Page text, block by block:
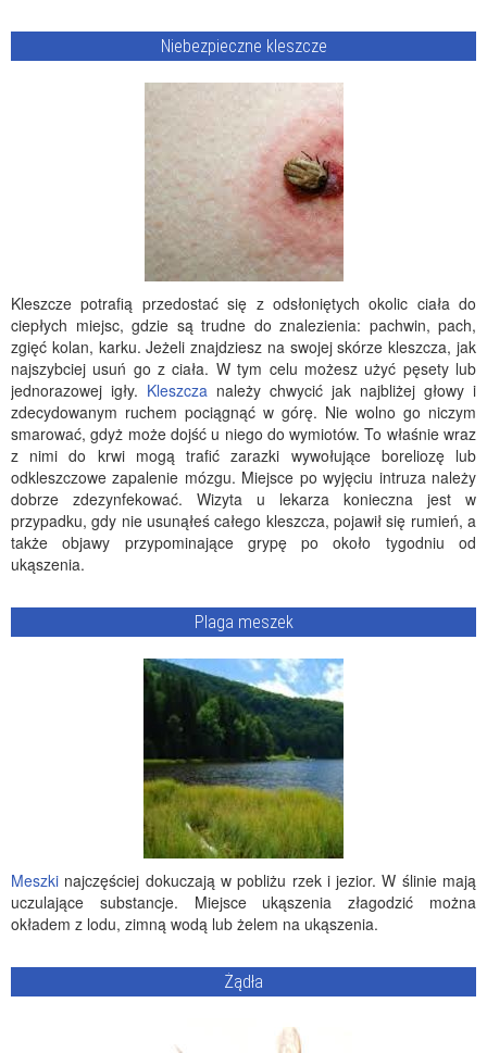
Niebezpieczne kleszcze
Kleszcze potrafią przedostać się z odsłoniętych okolic ciała do
ciepłych miejsc, gdzie są trudne do znalezienia: pachwin, pach,
zgięć kolan, karku. Jeżeli znajdziesz na swojej skórze kleszcza, jak
najszybciej usuń go z ciała. W tym celu możesz użyć pęsety lub
jednorazowej igły. Kleszcza należy chwycić jak najbliżej głowy i
zdecydowanym ruchem pociągnąć w górę. Nie wolno go niczym
smarować, gdyż może dojść u niego do wymiotów. To właśnie wraz
z nimi do krwi mogą trafić zarazki wywołujące boreliozę lub
odkleszczowe zapalenie mózgu. Miejsce po wyjęciu intruza należy
dobrze zdezynfekować. Wizyta u lekarza konieczna jest w
przypadku, gdy nie usunąłeś całego kleszcza, pojawił się rumień, a
także objawy przypominające grypę po około tygodniu od
ukąszenia.
Plaga meszek
Meszki najczęściej dokuczają w pobliżu rzek i jezior. W ślinie mają
uczulające substancje. Miejsce ukąszenia złagodzić można
okładem z lodu, zimną wodą lub żelem na ukąszenia.
Żądła